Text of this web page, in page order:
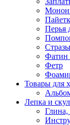
Перья
Стразы
Фатин
Фетр
Товары для
Лепка и
Глина,